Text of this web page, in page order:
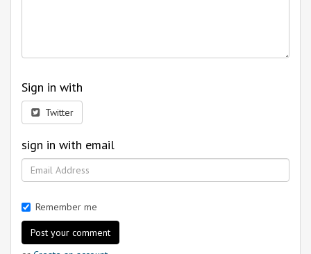
Sign in with
Twitter
sign in with email
Remember me